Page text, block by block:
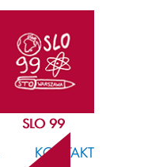
SLO 99
KONTAKT